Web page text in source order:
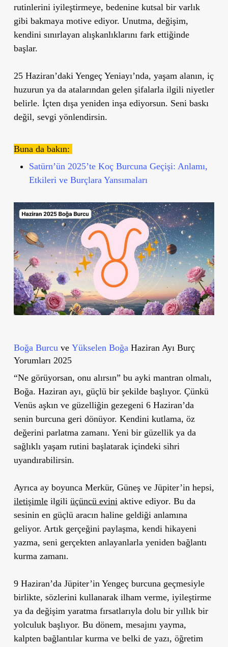
rutinlerini iyileştirmeye, bedenine kutsal bir varlık
gibi bakmaya motive ediyor. Unutma, değişim,
kendini sınırlayan alışkanlıklarını fark ettiğinde
başlar.
25 Haziran’daki Yengeç Yeniayı’nda, yaşam alanın, iç
huzurun ya da atalarından gelen şifalarla ilgili niyetler
belirle. İçten dışa yeniden inşa ediyorsun. Seni baskı
değil, sevgi yönlendirsin.
Buna da bakın:
Satürn’ün 2025’te Koç Burcuna Geçişi: Anlamı,
Etkileri ve Burçlara Yansımaları
Boğa Burcu ve Yükselen Boğa Haziran Ayı Burç
Yorumları 2025
“Ne görüyorsan, onu alırsın” bu ayki mantran olmalı,
Boğa. Haziran ayı, güçlü bir şekilde başlıyor. Çünkü
Venüs aşkın ve güzelliğin gezegeni 6 Haziran’da
senin burcuna geri dönüyor. Kendini kutlama, öz
değerini parlatma zamanı. Yeni bir güzellik ya da
sağlıklı yaşam rutini başlatarak içindeki sihri
uyandırabilirsin.
Ayrıca ay boyunca Merkür, Güneş ve Jüpiter’in hepsi,
iletişimleilgili üçüncü evini aktive ediyor. Bu da
sesinin en güçlü aracın haline geldiği anlamına
geliyor. Artık gerçeğini paylaşma, kendi hikayeni
yazma, seni gerçekten anlayanlarla yeniden bağlantı
kurma zamanı.
9 Haziran’da Jüpiter’in Yengeç burcuna geçmesiyle
birlikte, sözlerini kullanarak ilham verme, iyileştirme
ya da değişim yaratma fırsatlarıyla dolu bir yıllık bir
yolculukbaşlıyor. Bu dönem, mesajını yayma,
kalpten bağlantılar kurma ve belki de yazı, öğretim